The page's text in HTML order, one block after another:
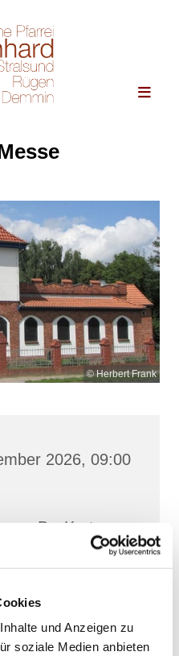
und Anzeigen zu
soziale Medien anbieten
© Herbert Frank
2026, 09:00
Dr.-Kurt-
Grimmen